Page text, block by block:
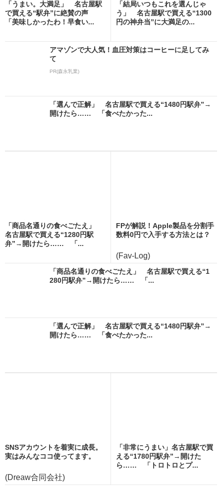
「うまい。大満足」 名古屋駅
で買える“駅弁”に絶賛の声
「美味しかったわ！早食い...
「結局いつもこれを選んじゃ
う」 名古屋駅で買える“1300
円の神弁当”に大満足の...
アマゾンで大人気！血圧対策はコーヒーに足してみ
て
PR(森永乳業)
「選んで正解」 名古屋駅で買える“1480円駅弁”→
開けたら…… 「食べたかった...
「商品名通りの食べごたえ」
名古屋駅で買える“1280円駅
弁”→開けたら…… 「...
FPが解説！Apple製品を分割手
数料0円で入手する方法とは？
(Fav-Log)
「商品名通りの食べごたえ」 名古屋駅で買える“1
280円駅弁”→開けたら…… 「...
「選んで正解」 名古屋駅で買える“1480円駅弁”→
開けたら…… 「食べたかった...
SNSアカウントを着実に成長。
実はみんなココ使ってます。
(Dreaw合同会社)
「非常にうまい」名古屋駅で買
える“1780円駅弁”→開けた
ら…… 「トロトロとプ...